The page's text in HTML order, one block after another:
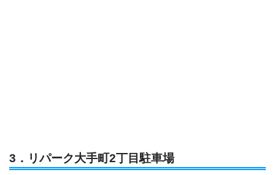
3．リパーク大手町2丁目駐車場